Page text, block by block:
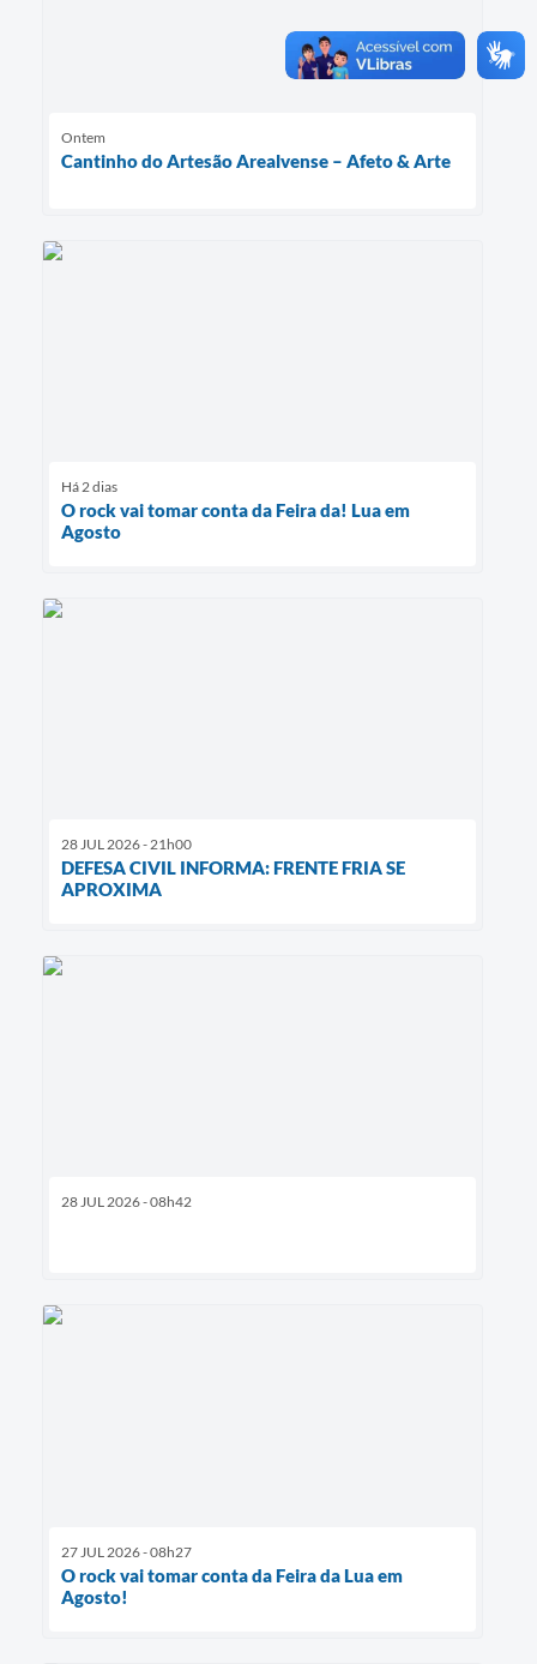
Ontem
Cantinho do Artesão Arealvense – Afeto & Arte
Há 2 dias
O rock vai tomar conta da Feira da! Lua em
Agosto
28 JUL 2026 - 21h00
DEFESA CIVIL INFORMA: FRENTE FRIA SE
APROXIMA
28 JUL 2026 - 08h42
27 JUL 2026 - 08h27
O rock vai tomar conta da Feira da Lua em
Agosto!